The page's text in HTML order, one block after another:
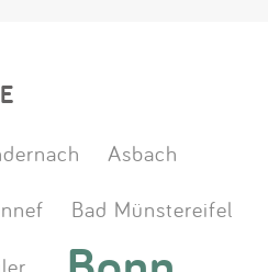
Asbach
Bad Münstereifel